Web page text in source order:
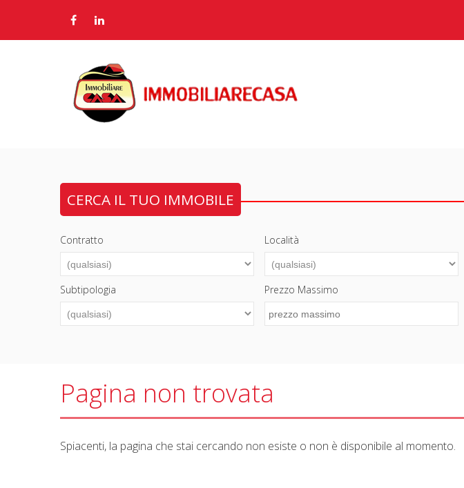
CERCA IL TUO IMMOBILE
Contratto Località
Subtipologia Prezzo Massimo
Pagina non trovata
Spiacenti, la pagina che stai cercando non esiste o non è disponibile al momento.